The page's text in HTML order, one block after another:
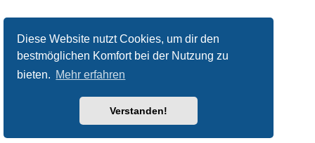
Diese Website nutzt Cookies, um dir den
bestmöglichen Komfort bei der Nutzung zu
bieten. Mehr erfahren
Verstanden!